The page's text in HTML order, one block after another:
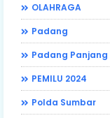
OLAHRAGA
Padang
Padang Panjang
PEMILU 2024
Polda Sumbar